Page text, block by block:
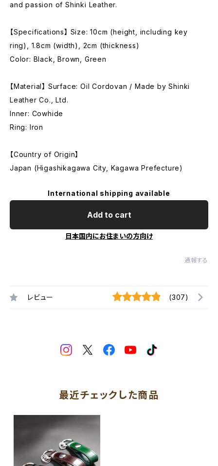
and passion of Shinki Leather.
【Specifications】 Size: 10cm (height, including key
ring), 1.8cm (width), 2cm (thickness)
Color: Black, Brown, Green
【Material】 Surface: Oil Cordovan / Made by Shinki
Leather Co., Ltd.
Inner: Cowhide
Ring: Iron
【Country of Origin】
Japan (Higashikagawa City, Kagawa Prefecture)
International shipping available
Add to cart
日本国内にお住まいの方向け
通報する
レビュー (307)
最近チェックした商品